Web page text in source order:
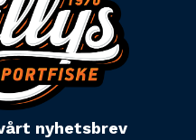
nyhetsbrev